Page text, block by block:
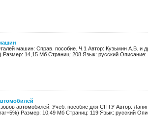
машин: Справ. пособие. Ч.1 Автор: Кузьмин А.В.
14,15 Мб Страниц: 208 Язык: русский Описание:
автомобилей: Учеб. пособие для СПТУ Автор:
Размер: 10,49 Мб Страниц: 119 Язык: русский